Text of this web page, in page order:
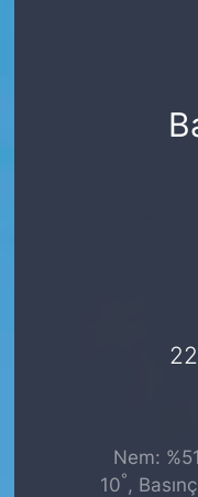
Nem:
10° ,